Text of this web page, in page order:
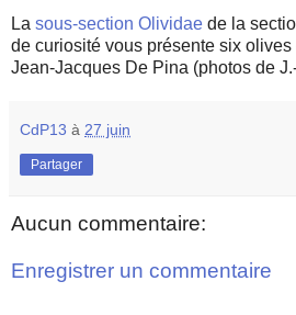
La sous-section Olividae de la
de curiosité vous présente six
Jean-Jacques De Pina (photos de
CdP13 à 27 juin
Partager
Aucun commentaire:
Enregistrer un commentaire